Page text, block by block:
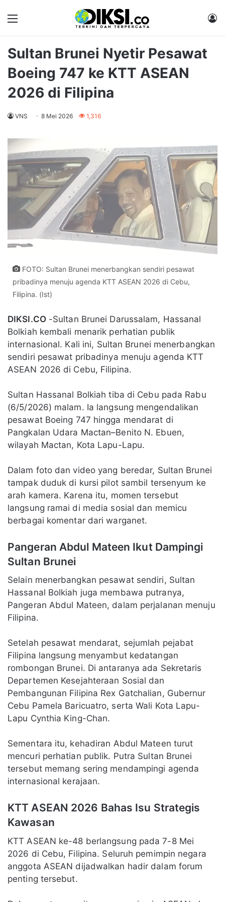
Menu
Sultan Brunei Nyetir Pesawat
Boeing 747 ke KTT ASEAN
2026 di Filipina
VNS 8 Mei 2026 1,316
FOTO: Sultan Brunei menerbangkan sendiri pesawat
pribadinya menuju agenda KTT ASEAN 2026 di Cebu,
Filipina. (Ist)
DIKSI.CO-Sultan Brunei Darussalam, Hassanal
Bolkiah kembali menarik perhatian publik
internasional. Kali ini, Sultan Brunei menerbangkan
sendiri pesawat pribadinya menuju agenda KTT
ASEAN 2026 di Cebu, Filipina.
Sultan Hassanal Bolkiah tiba di Cebu pada Rabu
(6/5/2026) malam. Ia langsung mengendalikan
pesawat Boeing 747 hingga mendarat di
Pangkalan Udara Mactan–Benito N. Ebuen,
wilayah Mactan, Kota Lapu-Lapu.
Dalam foto dan video yang beredar, Sultan Brunei
tampak duduk di kursi pilot sambil tersenyum ke
arah kamera. Karena itu, momen tersebut
langsung ramai di media sosial dan memicu
berbagai komentar dari warganet.
Pangeran Abdul Mateen Ikut Dampingi
Sultan Brunei
Selain menerbangkan pesawat sendiri, Sultan
Hassanal Bolkiah juga membawa putranya,
Pangeran Abdul Mateen, dalam perjalanan menuju
Filipina.
Setelah pesawat mendarat, sejumlah pejabat
Filipina langsung menyambut kedatangan
rombongan Brunei. Di antaranya ada Sekretaris
Departemen Kesejahteraan Sosial dan
Pembangunan Filipina Rex Gatchalian, Gubernur
Cebu Pamela Baricuatro, serta Wali Kota Lapu-
Lapu Cynthia King-Chan.
Sementara itu, kehadiran Abdul Mateen turut
mencuri perhatian publik. Putra Sultan Brunei
tersebut memang sering mendampingi agenda
internasional kerajaan.
KTT ASEAN 2026 Bahas Isu Strategis
Kawasan
KTT ASEAN ke-48 berlangsung pada 7-8 Mei
2026 di Cebu, Filipina. Seluruh pemimpin negara
anggota ASEAN dijadwalkan hadir dalam forum
penting tersebut.